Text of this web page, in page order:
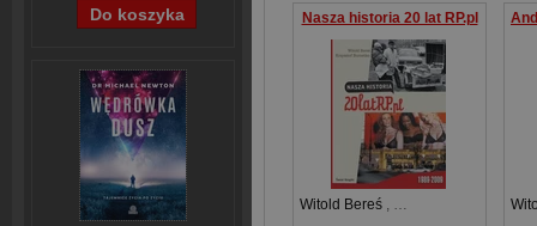
Nasza historia 20 lat RP.pl
Witold Bereś Krzysztof Burnetko